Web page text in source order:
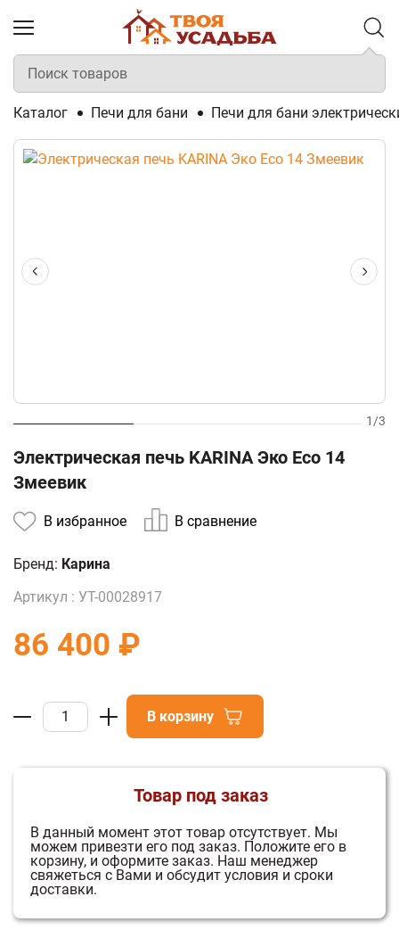
Каталог Печи для бани Печи для бани
1/3
Электрическая печь KARINA Эко Eco 14
Змеевик
В избранное В сравнение
Бренд: Карина
Артикул : УТ-00028917
86 400 ₽
В корзину
Товар под заказ
В данный момент этот товар отсутствует. Мы
можем привезти его под заказ. Положите его в
корзину, и оформите заказ. Наш менеджер
свяжеться с Вами и обсудит условия и сроки
доставки.